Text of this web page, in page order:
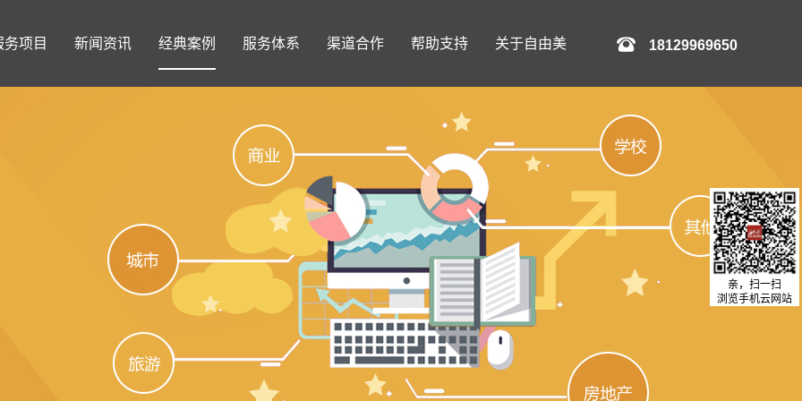
务项目 新闻资讯 经典案例 服务体系 渠道合作 帮助支持 关于自由美 18129969650
亲，扫一扫
浏览手机云网站